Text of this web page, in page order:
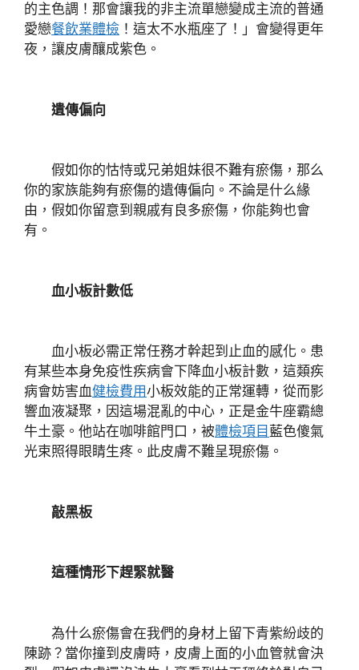
的主色調！那會讓我的非主流單戀變成主流的普通
愛戀餐飲業體檢 ！這太不水瓶座了！」會變得更年
夜，讓皮膚釀成紫色。
遺傳偏向
假如你的怙恃或兄弟姐妹很不難有瘀傷，那么
你的家族能夠有瘀傷的遺傳偏向。不論是什么緣
由，假如你留意到親戚有良多瘀傷，你能夠也會
有。
血小板計數低
血小板必需正常任務才幹起到止血的感化。患
有某些本身免疫性疾病會下降血小板計數，這類疾
病會妨害血健檢費用小板效能的正常運轉，從而影
響血液凝聚，因這場混亂的中心，正是金牛座霸總
牛土豪。他站在咖啡館門口，被體檢項目 藍色傻氣
光束照得眼睛生疼。此皮膚不難呈現瘀傷。
敲黑板
這種情形下趕緊就醫
為什么瘀傷會在我們的身材上留下青紫紛歧的
陳跡？當你撞到皮膚時，皮膚上面的小血管就會決